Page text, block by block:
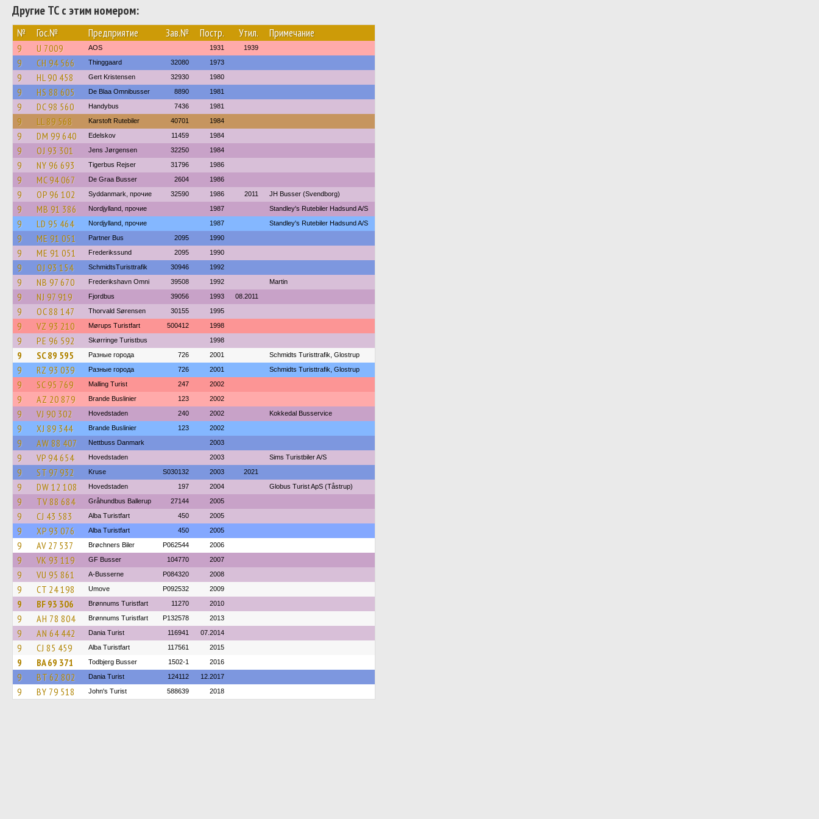
Другие ТС с этим номером:
№ Гос.№ Предприятие Зав.№ Постр. Утил. Примечание
9 U 7009 AOS 1931 1939
9 CH 94 566 Thinggaard 32080 1973
9 HL 90 458 Gert Kristensen 32930 1980
9 HS 88 605 De Blaa Omnibusser 8890 1981
9 DC 98 560 Handybus 7436 1981
9 LL 89 568 Karstoft Rutebiler 40701 1984
9 DM 99 640 Edelskov 11459 1984
9 OJ 93 301 Jens Jørgensen 32250 1984
9 NY 96 693 Tigerbus Rejser 31796 1986
9 MC 94 067 De Graa Busser 2604 1986
9 OP 96 102 Syddanmark, прочие 32590 1986 2011 JH Busser (Svendborg)
9 MB 91 386 Nordjylland, прочие 1987 Standley's Rutebiler Hadsund A/S
9 LD 95 464 Nordjylland, прочие 1987 Standley's Rutebiler Hadsund A/S
9 ME 91 051 Partner Bus 2095 1990
9 ME 91 051 Frederikssund 2095 1990
9 OJ 93 154 SchmidtsTuristtrafik 30946 1992
9 NB 97 670 Frederikshavn Omni 39508 1992 Martin
9 NJ 97 919 Fjordbus 39056 1993 08.2011
9 OC 88 147 Thorvald Sørensen 30155 1995
9 VZ 93 210 Mørups Turistfart 500412 1998
9 PE 96 592 Skørringe Turistbus 1998
9 SC 89 595 Разные города 726 2001 Schmidts Turisttrafik, Glostrup
9 RZ 93 039 Разные города 726 2001 Schmidts Turisttrafik, Glostrup
9 SC 95 769 Malling Turist 247 2002
9 AZ 20 879 Brande Buslinier 123 2002
9 VJ 90 302 Hovedstaden 240 2002 Kokkedal Busservice
9 XJ 89 344 Brande Buslinier 123 2002
9 AW 88 407 Nettbuss Danmark 2003
9 VP 94 654 Hovedstaden 2003 Sims Turistbiler A/S
9 ST 97 932 Kruse S030132 2003 2021
9 DW 12 108 Hovedstaden 197 2004 Globus Turist ApS (Tåstrup)
9 TV 88 684 Gråhundbus Ballerup 27144 2005
9 CJ 43 583 Alba Turistfart 450 2005
9 XP 93 076 Alba Turistfart 450 2005
9 AV 27 537 Brøchners Biler P062544 2006
9 VK 93 119 GF Busser 104770 2007
9 VU 95 861 A-Busserne P084320 2008
9 CT 24 198 Umove P092532 2009
9 BF 93 306 Brønnums Turistfart 11270 2010
9 AH 78 804 Brønnums Turistfart P132578 2013
9 AN 64 442 Dania Turist 116941 07.2014
9 CJ 85 459 Alba Turistfart 117561 2015
9 BA 69 371 Todbjerg Busser 1502-1 2016
9 BT 62 802 Dania Turist 124112 12.2017
9 BY 79 518 John's Turist 588639 2018